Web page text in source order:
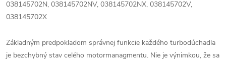
038145702N, 038145702NV, 038145702NX, 038145702V,
038145702X
Základným predpokladom správnej funkcie každého turbodúchadla
je bezchybný stav celého motormanagmentu. Nie je výnimkou, že sa